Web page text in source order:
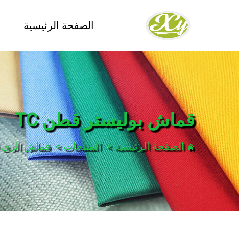
الصفحة الرئيسية
قماش بوليستر قطن TC
الصفحة الرئيسية>المنتجات>قماش الزي